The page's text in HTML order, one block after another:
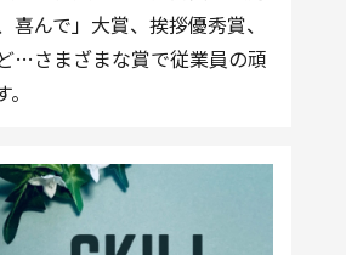
んで」大賞、挨拶優秀賞、
…さまざまな賞で従業員の頑